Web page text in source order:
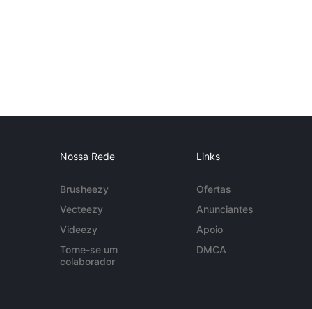
Nossa Rede
Brusheezy
Vecteezy
Videezy
Torne-se um
colaborador
Links
Ofertas
Anunciantes
Apoio
DMCA